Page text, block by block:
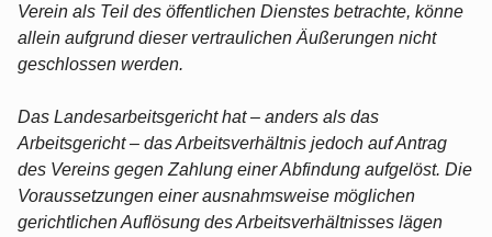
Verein als Teil des öffentlichen Dienstes betrachte, könne
allein aufgrund dieser vertraulichen Äußerungen nicht
geschlossen werden.
Das Landesarbeitsgericht hat – anders als das
Arbeitsgericht – das Arbeitsverhältnis jedoch auf Antrag
des Vereins gegen Zahlung einer Abfindung aufgelöst. Die
Voraussetzungen einer ausnahmsweise möglichen
gerichtlichen Auflösung des Arbeitsverhältnisses lägen